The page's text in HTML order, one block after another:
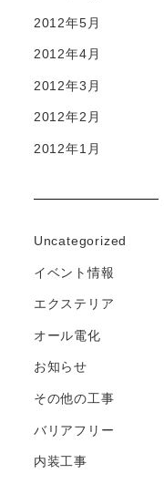
2012年5月
2012年4月
2012年3月
2012年2月
2012年1月
Uncategorized
イベント情報
エクステリア
オール電化
お知らせ
その他の工事
バリアフリー
内装工事